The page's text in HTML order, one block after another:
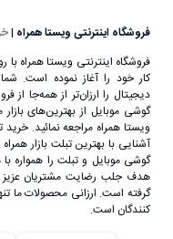
فروشگاه اینترنتی ویستا همراه |
فروشگاه اینترنتی ویستا همراه
کار خود را آغاز نموده است. شما
دیجیتال را ارزان‌تر از همه‌جا از
گوشی موبایل از بهترین‌های
ویستا همراه مراجعه نمائید.
آشنایی با بهترین تبلت بازار
گوشی موبایل و تبلت را همواره
هدف جلب رضایت مشتریان عزیز
گرفته است. ارزانی محصولات ما
کنندگان است.